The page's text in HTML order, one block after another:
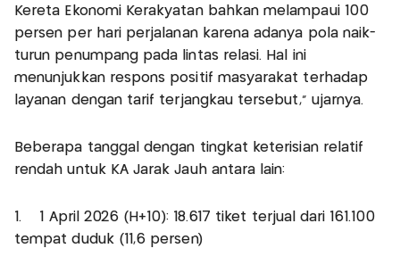
Kereta Ekonomi Kerakyatan bahkan melampaui 100
persen per hari perjalanan karena adanya pola naik-
turun penumpang pada lintas relasi. Hal ini
menunjukkan respons positif masyarakat terhadap
layanan dengan tarif terjangkau tersebut," ujarnya.
Beberapa tanggal dengan tingkat keterisian relatif
rendah untuk KA Jarak Jauh antara lain:
1. 1 April 2026 (H+10): 18.617 tiket terjual dari 161.100
tempat duduk (11,6 persen)